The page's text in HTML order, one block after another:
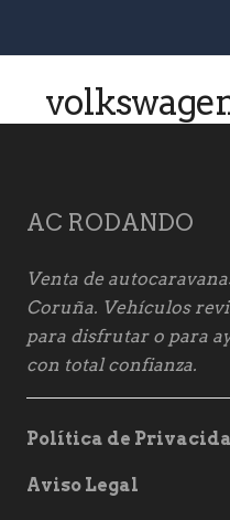
AC RODANDO
Venta de
Coruña. Vehículos
para disfrutar o para
con total confianza.
Política de
Aviso Legal